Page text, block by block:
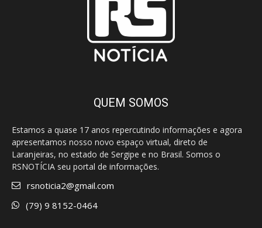
QUEM SOMOS
Estamos a quase 17 anos repercutindo informações e agora
apresentamos nosso novo espaço virtual, direto de
Laranjeiras, no estado de Sergipe e no Brasil. Somos o
RSNOTÍCIA seu portal de informações.
rsnoticia2@gmail.com
(79) 9 8152-0464